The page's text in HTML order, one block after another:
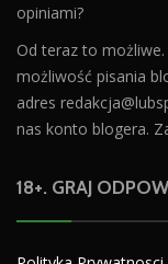
opiniami?
Od teraz to
możliwość pisania
adres
nas konto blogera.
18+. GRAJ